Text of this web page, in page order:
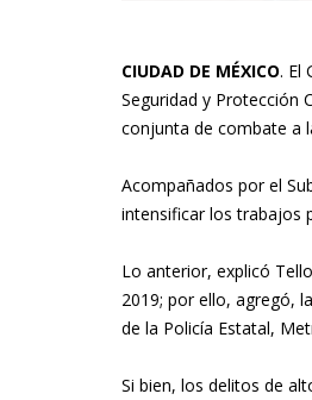
CIUDAD DE MÉXICO. El
Seguridad y Protección
conjunta de combate a
Acompañados por el
intensificar los trabajos
Lo anterior, explicó
2019; por ello, agregó,
de la Policía Estatal,
Si bien, los delitos de